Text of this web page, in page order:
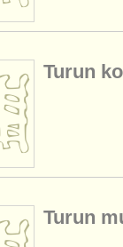
Turun
Turun